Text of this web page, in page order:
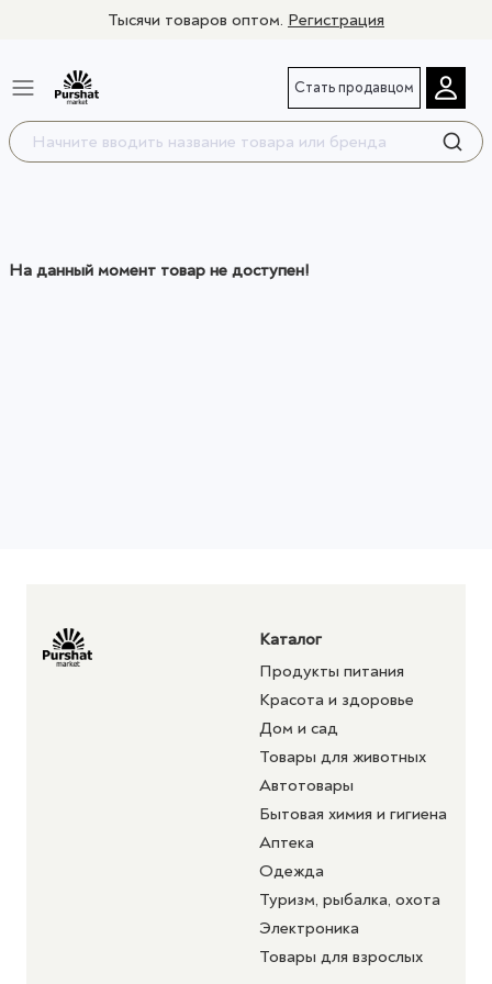
Тысячи товаров оптом. Регистрация
Стать продавцом
На данный момент товар не доступен!
Каталог
Продукты питания
Красота и здоровье
Дом и сад
Товары для животных
Автотовары
Бытовая химия и гигиена
Аптека
Одежда
Туризм, рыбалка, охота
Электроника
Товары для взрослых